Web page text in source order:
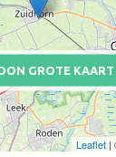
GROTE KAART
Leaflet |